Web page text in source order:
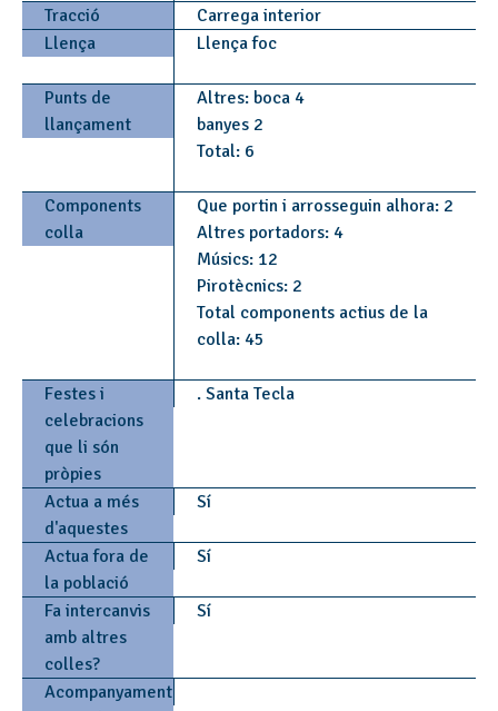
Tracció
Carrega interior
Llença
Llença foc
Punts de
llançament
Altres: boca 4
banyes 2
Total: 6
Components
colla
Que portin i arrosseguin alhora: 2
Altres portadors: 4
Músics: 12
Pirotècnics: 2
Total components actius de la
colla: 45
Festes i
celebracions
que li són
pròpies
. Santa Tecla
Actua a més
d'aquestes
Sí
Actua fora de
la població
Sí
Fa intercanvis
amb altres
colles?
Sí
Acompanyament